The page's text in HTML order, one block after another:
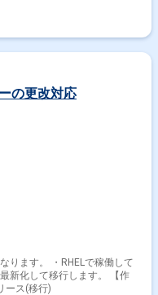
の更改対応
ります。 ・RHELで稼働して
新化して移行します。 【作
ース(移行)